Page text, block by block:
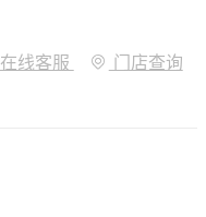
在线客服 门店查询